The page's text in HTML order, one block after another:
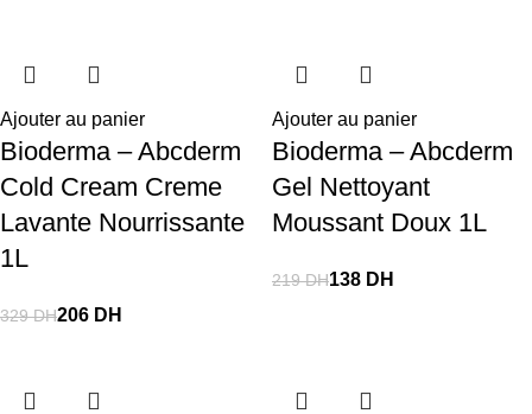
Ajouter au panier
Bioderma – Abcderm
Cold Cream Creme
Lavante Nourrissante
1L
329DH206 DH
Ajouter au panier
Bioderma – Abcderm
Gel Nettoyant
Moussant Doux 1L
219DH138 DH